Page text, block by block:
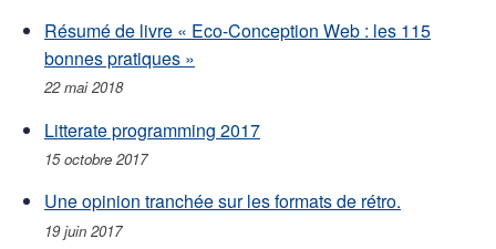
Résumé de livre « Eco-Conception Web : les 115
bonnes pratiques »
22 mai 2018
Litterate programming 2017
15 octobre 2017
Une opinion tranchée sur les formats de rétro.
19 juin 2017